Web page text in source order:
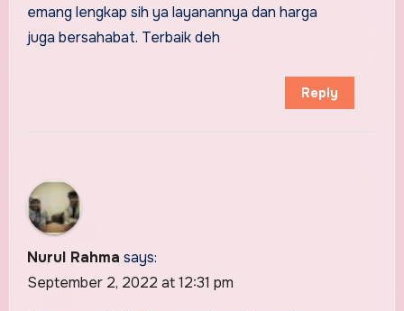
emang lengkap sih ya layanannya dan harga
juga bersahabat. Terbaik deh
Reply
Nurul Rahma says:
September 2, 2022 at 12:31 pm